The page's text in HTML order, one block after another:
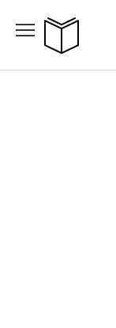
содержанию